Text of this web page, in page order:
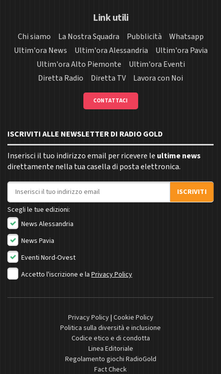
Link utili
Chi siamo La Nostra Squadra Pubblicità
Whatsapp
Ultim'ora News
Ultim'ora Alessandria
Ultim'ora Pavia
Ultim'ora Alto Piemonte
Ultim'ora Eventi
Diretta Radio
Diretta TV Lavora con Noi
CONTATTACI
ISCRIVITI ALLE NEWSLETTER DI RADIO GOLD
Inserisci il tuo indirizzo email per ricevere le ultime news
direttamente nella tua casella di posta elettronica.
Indirizzo email
ISCRIVITI
Scegli le tue edizioni:
News Alessandria
News Pavia
Eventi Nord-Ovest
Accetto l'iscrizione e la Privacy Policy
Privacy Policy| Cookie Policy
Politica sulla diversità e inclusione
Codice etico e di condotta
Linea Editoriale
Regolamento giochi RadioGold
Fact Check